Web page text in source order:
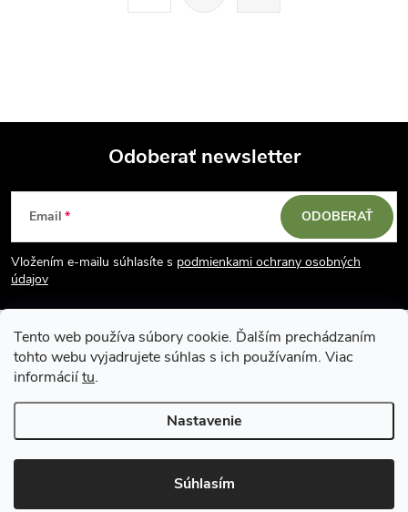
Tento web používa súbory cookie. Ďalším prechádzaním
tohto webu vyjadrujete súhlas s ich používaním. Viac
informáciítu.
Nastavenie
Súhlasím
c
e
p
r
v
k
y
v
ý
a
i
e
Z
á
p
ä
e
Odoberať newsletter
Email
Vložením e-mailu súhlasíte s podmienkami ochrany osobných
údajov
ODOBERAŤ
Copyright 2026Vodácky obchod SUN sport. Všetky práva vyhradené.
Upraviť nastavenie cookies